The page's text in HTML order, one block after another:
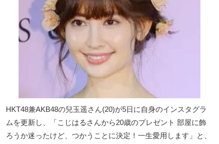
HKT48兼AKB48の兒玉遥さん(20)が5日に自身のインスタグラ
ムを更新し、「こじはるさんから20歳のプレゼント 部屋に飾
ろうか迷ったけど、つかうことに決定！一生愛用します」と、